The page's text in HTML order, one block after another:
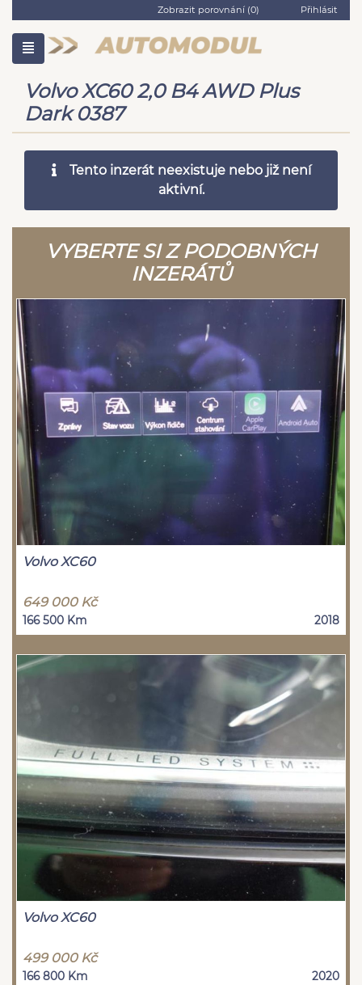
Zobrazit porovnání (0) Přihlásit
Volvo XC60 2,0 B4 AWD Plus
Dark 0387
Tento inzerát neexistuje nebo již není
aktivní.
VYBERTE SI Z PODOBNÝCH
INZERÁTŮ
Volvo XC60
649 000 Kč
166 500 Km 2018
Volvo XC60
499 000 Kč
166 800 Km 2020